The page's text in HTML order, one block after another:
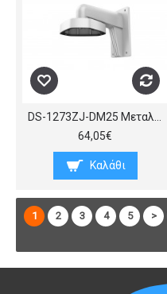
64,05€
Καλάθι
1 2 3 4 5 >